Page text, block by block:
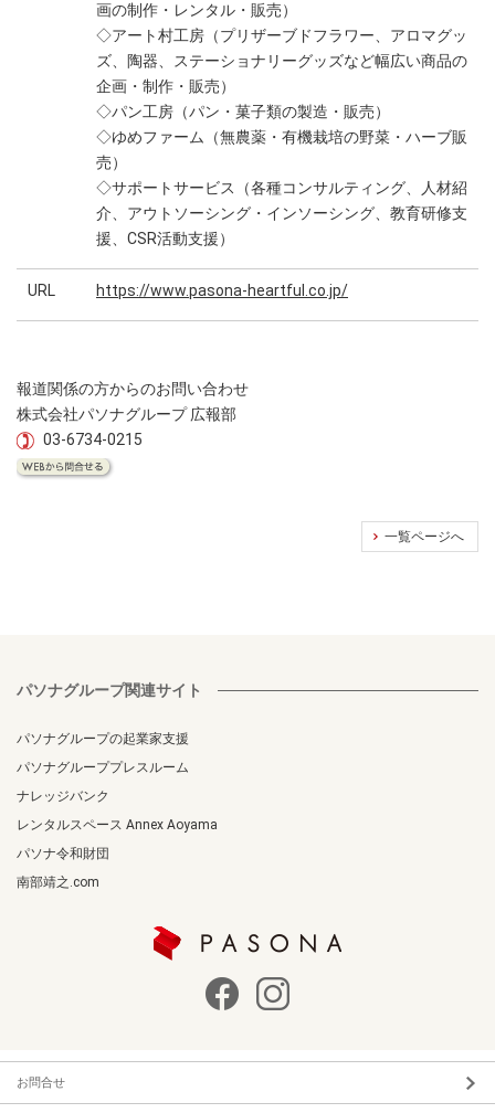
画の制作・レンタル・販売）
◇アート村工房（プリザーブドフラワー、アロマグッ
ズ、陶器、ステーショナリーグッズなど幅広い商品の
企画・制作・販売）
◇パン工房（パン・菓子類の製造・販売）
◇ゆめファーム（無農薬・有機栽培の野菜・ハーブ販
売）
◇サポートサービス（各種コンサルティング、人材紹
介、アウトソーシング・インソーシング、教育研修支
援、CSR活動支援）
URL https://www.pasona-heartful.co.jp/
報道関係の方からのお問い合わせ
株式会社パソナグループ 広報部
03-6734-0215
一覧ページへ
パソナグループ関連サイト
パソナグループの起業家支援
パソナグループプレスルーム
ナレッジバンク
レンタルスペース Annex Aoyama
パソナ令和財団
南部靖之.com
お問合せ